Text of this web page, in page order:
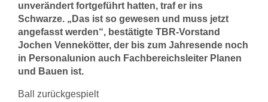
unverändert fortgeführt hatten, traf er ins
Schwarze. „Das ist so gewesen und muss jetzt
angefasst werden“, bestätigte TBR-Vorstand
Jochen Vennekötter, der bis zum Jahresende noch
in Personalunion auch Fachbereichsleiter Planen
und Bauen ist.
Ball zurückgespielt